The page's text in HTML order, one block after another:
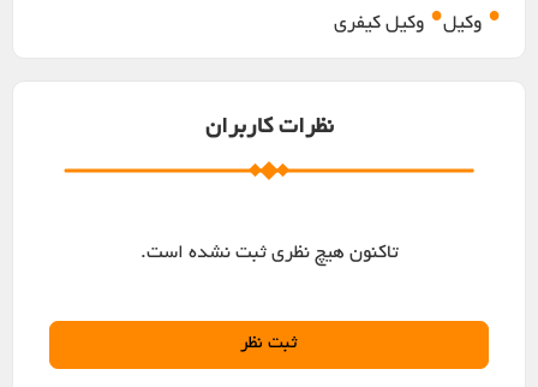
• وکیل• وکیل کیفری
نظرات کاربران
تاکنون هیچ نظری ثبت نشده است.